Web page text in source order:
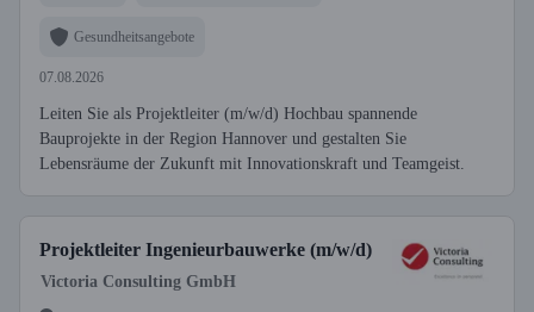
Gesundheitsangebote
07.08.2026
Leiten Sie als Projektleiter (m/w/d) Hochbau spannende
Bauprojekte in der Region Hannover und gestalten Sie
Lebensräume der Zukunft mit Innovationskraft und Teamgeist.
Projektleiter Ingenieurbauwerke (m/w/d)
Victoria Consulting GmbH